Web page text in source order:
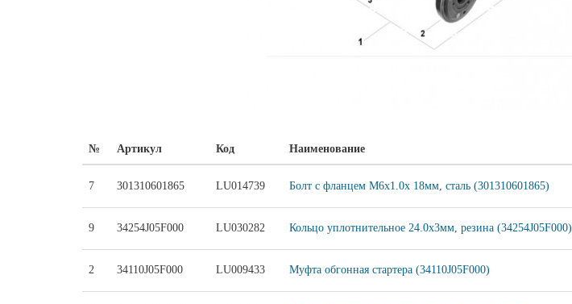
№ Артикул Код Наименование
7 301310601865 LU014739 Болт с фланцем M6x1.0x 18мм, сталь (301310601865)
9 34254J05F000 LU030282 Кольцо уплотнительное 24.0х3мм, резина (34254J05F000)
2 34110J05F000 LU009433 Муфта обгонная стартера (34110J05F000)